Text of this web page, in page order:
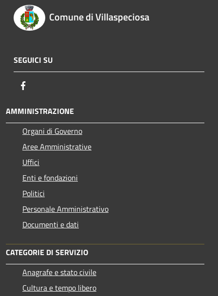
Comune di Villaspeciosa
SEGUICI SU
AMMINISTRAZIONE
Organi di Governo
Aree Amministrative
Uffici
Enti e fondazioni
Politici
Personale Amministrativo
Documenti e dati
CATEGORIE DI SERVIZIO
Anagrafe e stato civile
Cultura e tempo libero